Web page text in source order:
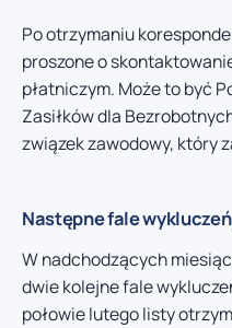
Po otrzymaniu
proszone o
płatniczym. Może to być
Zasiłków dla
związek zawodowy, który
Następne fale
W nadchodzących
dwie kolejne fale
połowie lutego listy